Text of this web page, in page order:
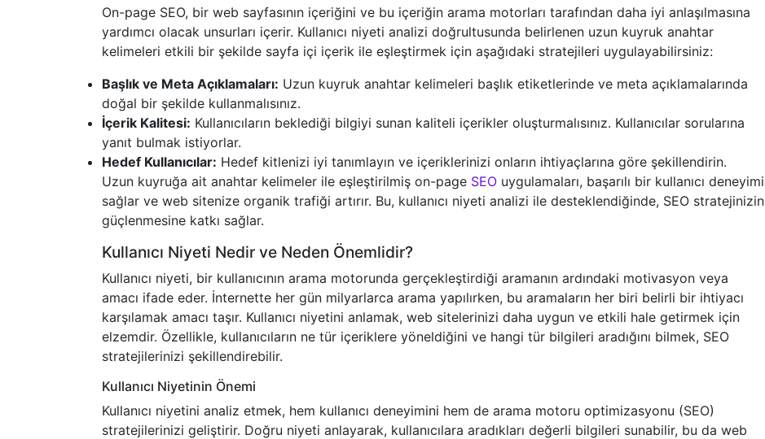
On-page SEO, bir web sayfasının içeriğini ve bu içeriğin arama motorları tarafından daha iyi anlaşılmasına
yardımcı olacak unsurları içerir. Kullanıcı niyeti analizi doğrultusunda belirlenen uzun kuyruk anahtar
kelimeleri etkili bir şekilde sayfa içi içerik ile eşleştirmek için aşağıdaki stratejileri uygulayabilirsiniz:
Başlık ve Meta Açıklamaları: Uzun kuyruk anahtar kelimeleri başlık etiketlerinde ve meta açıklamalarında
doğal bir şekilde kullanmalısınız.
İçerik Kalitesi: Kullanıcıların beklediği bilgiyi sunan kaliteli içerikler oluşturmalısınız. Kullanıcılar sorularına
yanıt bulmak istiyorlar.
Hedef Kullanıcılar: Hedef kitlenizi iyi tanımlayın ve içeriklerinizi onların ihtiyaçlarına göre şekillendirin.
Uzun kuyruğa ait anahtar kelimeler ile eşleştirilmiş on-page SEO uygulamaları, başarılı bir kullanıcı deneyimi
sağlar ve web sitenize organik trafiği artırır. Bu, kullanıcı niyeti analizi ile desteklendiğinde, SEO stratejinizin
güçlenmesine katkı sağlar.
Kullanıcı Niyeti Nedir ve Neden Önemlidir?
Kullanıcı niyeti, bir kullanıcının arama motorunda gerçekleştirdiği aramanın ardındaki motivasyon veya
amacı ifade eder. İnternette her gün milyarlarca arama yapılırken, bu aramaların her biri belirli bir ihtiyacı
karşılamak amacı taşır. Kullanıcı niyetini anlamak, web sitelerinizi daha uygun ve etkili hale getirmek için
elzemdir. Özellikle, kullanıcıların ne tür içeriklere yöneldiğini ve hangi tür bilgileri aradığını bilmek, SEO
stratejilerinizi şekillendirebilir.
Kullanıcı Niyetinin Önemi
Kullanıcı niyetini analiz etmek, hem kullanıcı deneyimini hem de arama motoru optimizasyonu (SEO)
stratejilerinizi geliştirir. Doğru niyeti anlayarak, kullanıcılara aradıkları değerli bilgileri sunabilir, bu da web